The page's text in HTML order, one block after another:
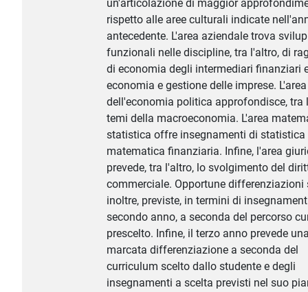
un'articolazione di maggior
rispetto alle aree culturali indicate
antecedente. L'area aziendale trova
funzionali nelle discipline, tra l'altro, di
di economia degli intermediari finanziari
economia e gestione delle imprese. L'area
dell'economia politica approfondisce, tra
temi della macroeconomia. L'area
statistica offre insegnamenti di statistica
matematica finanziaria. Infine, l'area
prevede, tra l'altro, lo svolgimento del
commerciale. Opportune differenziazioni
inoltre, previste, in termini di
secondo anno, a seconda del percorso
prescelto. Infine, il terzo anno prevede
marcata differenziazione a seconda del
curriculum scelto dallo studente e degli
insegnamenti a scelta previsti nel suo